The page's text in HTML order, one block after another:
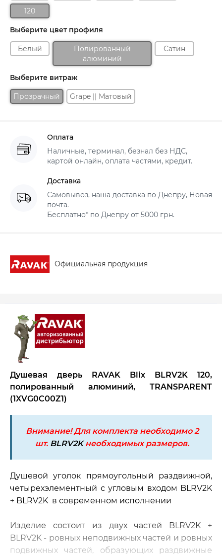
120
Выберите цвет профиля
Белый
Полированный
алюминий
Сатин
Выберите витраж
Прозрачный Grape || Матовый
Оплата
Наличные, терминал, безнал без НДС,
картой онлайн, оплата частями, кредит.
Доставка
Самовывоз, наша доставка по Днепру, Новая
почта.
Бесплатно* по Днепру от 5000 грн.
Официальная продукция
Душевая дверь RAVAK Blix BLRV2K 120,
полированный алюминий, TRANSPARENT
(1XVG0C00Z1)
Внимание! Для комплекта необходимо 2
шт. BLRV2Kнеобходимых размеров.
Душевой уголок прямоугольный раздвижной,
четырехэлементный с угловым входом BLRV2K
+ BLRV2K в современном исполнении
Изделие состоит из двух частей BLRV2K +
BLRV2K - ровных неподвижных частей и ровных
подвижных частей, образующих раздвижные